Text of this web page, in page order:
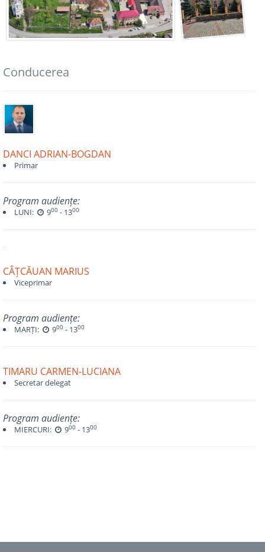
Conducerea
DANCI ADRIAN-BOGDAN
Primar
Program audiențe:
LUNI: 900 - 1300
CÂȚCĂUAN MARIUS
Viceprimar
Program audiențe:
MARȚI: 900 - 1300
TIMARU CARMEN-LUCIANA
Secretar delegat
Program audiențe:
MIERCURI: 900 - 1300